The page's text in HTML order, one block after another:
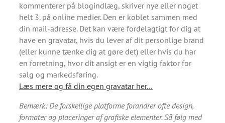
kommenterer på blogindlæg, skriver nye eller noget
helt 3. på online medier. Den er koblet sammen med
din mail-adresse. Det kan være fordelagtigt for dig at
have en gravatar, hvis du lever af dit personlige brand
(eller kunne tænke dig at gøre det) eller hvis du har
en forretning, hvor dit ansigt er en vigtig faktor for
salg og markedsføring.
Læs mere og få din egen gravatar her…
Bemærk: De forskellige platforme forandrer ofte design,
formater og placeringer af grafiske elementer. Så følg med